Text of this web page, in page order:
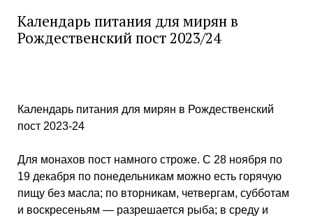
Календарь питания для мирян в
Рождественский пост 2023/24
Календарь питания для мирян в Рождественский
пост 2023-24
Для монахов пост намного строже. С 28 ноября по
19 декабря по понедельникам можно есть горячую
пищу без масла; по вторникам, четвергам, субботам
и воскресеньям — разрешается рыба; в среду и